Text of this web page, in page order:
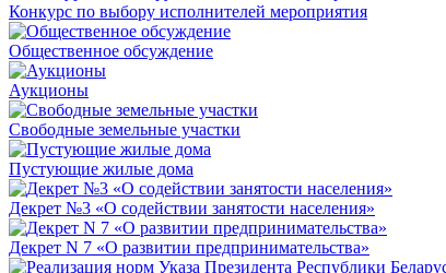
Конкурс по выбору исполнителей мероприятия
Общественное обсуждение
Аукционы
Свободные земельные участки
Пустующие жилые дома
Декрет №3 «О содействии занятости населения»
Декрет N 7 «О развитии предпринимательства»